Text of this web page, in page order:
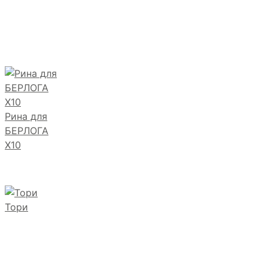
Рина для
БЕРЛОГА
Х10
Тори